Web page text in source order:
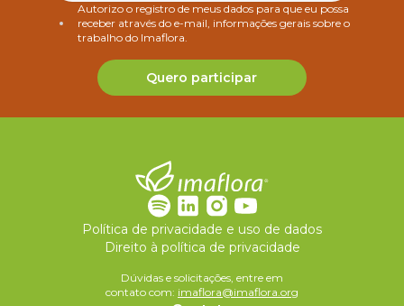
Autorizo o registro de meus dados para que eu possa
receber através do e-mail, informações gerais sobre o
trabalho do Imaflora.
Quero participar
Política de privacidade e uso de dados
Direito à política de privacidade
Dúvidas e solicitações, entre em
contato com: imaflora@imaflora.org